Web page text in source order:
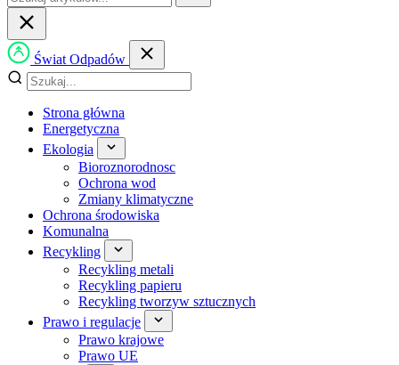
Świat Odpadów
Strona główna
Energetyczna
Ekologia
Bioroznorodnosc
Ochrona wod
Zmiany klimatyczne
Ochrona środowiska
Komunalna
Recykling
Recykling metali
Recykling papieru
Recykling tworzyw sztucznych
Prawo i regulacje
Prawo krajowe
Prawo UE